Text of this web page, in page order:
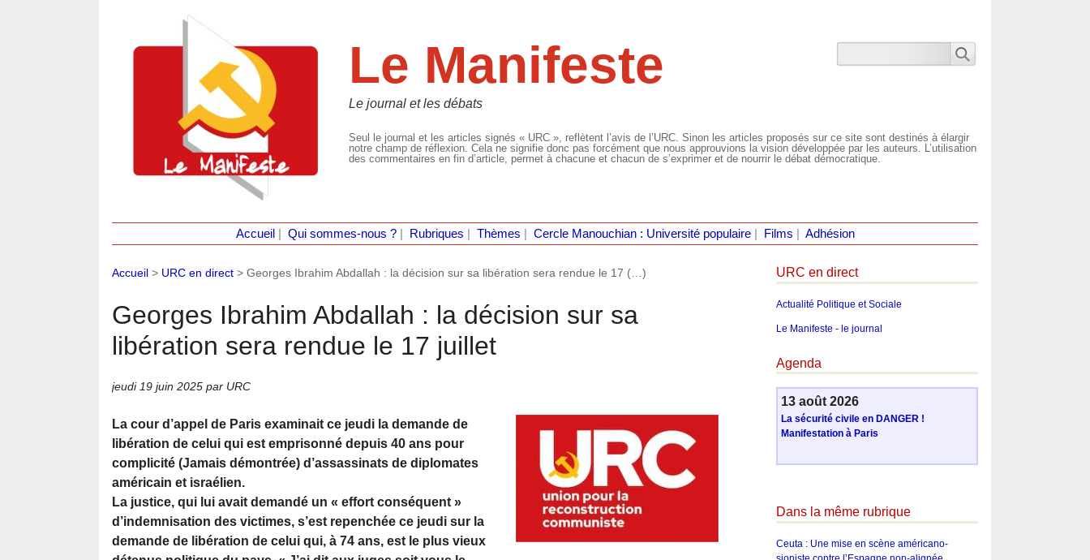
Le Manifeste
Le journal et les débats
Seul le journal et les articles signés « URC », reflètent l’avis de l’URC. Sinon les articles proposés sur ce site sont destinés à élargir
notre champ de réflexion. Cela ne signifie donc pas forcément que nous approuvions la vision développée par les auteurs. L’utilisation
des commentaires en fin d’article, permet à chacune et chacun de s’exprimer et de nourrir le débat démocratique.
Accueil Qui sommes-nous ?| Rubriques Thèmes Cercle Manouchian : Université populaire| Films Adhésion
Accueil > URC en direct > Georges Ibrahim Abdallah : la décision sur sa libération sera rendue le 17 (…)
Georges Ibrahim Abdallah : la décision sur sa
libération sera rendue le 17 juillet
jeudi 19 juin 2025 par URC
La cour d’appel de Paris examinait ce jeudi la demande de
libération de celui qui est emprisonné depuis 40 ans pour
complicité (Jamais démontrée) d’assassinats de diplomates
américain et israélien.
La justice, qui lui avait demandé un « effort conséquent »
d’indemnisation des victimes, s’est repenchée ce jeudi sur la
demande de libération de celui qui, à 74 ans, est le plus vieux
URC en direct
Actualité Politique et Sociale
Le Manifeste - le journal
Agenda
13 août 2026
La sécurité civile en DANGER !
Manifestation à Paris
Dans la même rubrique
Ceuta : Une mise en scène américano-